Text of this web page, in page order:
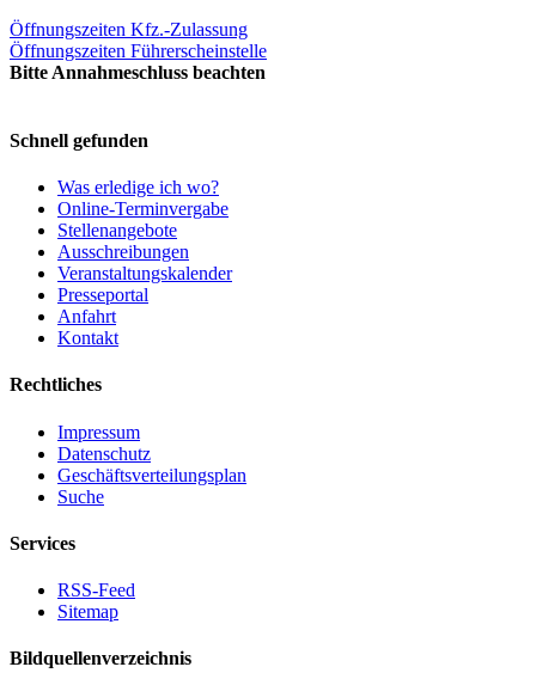
Öffnungszeiten Kfz.-Zulassung
Öffnungszeiten Führerscheinstelle
Bitte Annahmeschluss beachten
Schnell gefunden
Was erledige ich wo?
Online-Terminvergabe
Stellenangebote
Ausschreibungen
Veranstaltungskalender
Presseportal
Anfahrt
Kontakt
Rechtliches
Impressum
Datenschutz
Geschäftsverteilungsplan
Suche
Services
RSS-Feed
Sitemap
Bildquellenverzeichnis